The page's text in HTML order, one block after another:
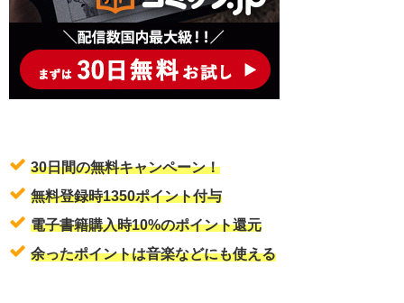
30日間の無料キャンペーン！
無料登録時1350ポイント付与
電子書籍購入時10%のポイント還元
余ったポイントは音楽などにも使える